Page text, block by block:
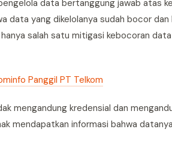
data bertanggung jawab atas
data yang dikelolanya sudah bocor
salah satu mitigasi kebocoran
Panggil PT Telkom
mengandung kredensial dan
mendapatkan informasi bahwa